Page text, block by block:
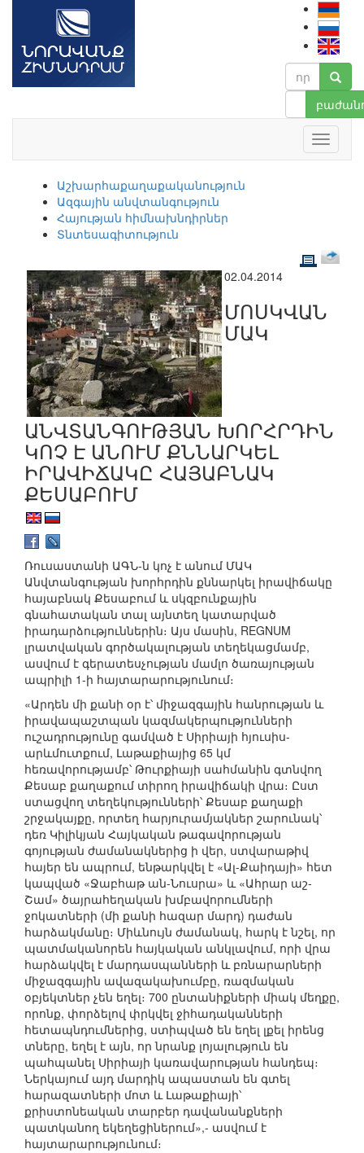
Աշխարհաքաղաքականություն
Ազգային անվտանգություն
Հայության հիմնախնդիրներ
Տնտեսագիտություն
02.04.2014
ՄՈՍԿՎԱՆ
ՄԱԿ
ԱՆՎՏԱՆԳՈՒԹՅԱՆ ԽՈՐՀՐԴԻՆ
ԿՈՉ Է ԱՆՈՒՄ ՔՆՆԱՐԿԵԼ
ԻՐԱՎԻՃԱԿԸ ՀԱՅԱԲՆԱԿ
ՔԵՍԱԲՈՒՄ
Ռուսաստանի ԱԳՆ-ն կոչ է անում ՄԱԿ
Անվտանգության խորհրդին քննարկել իրավիճակը
հայաբնակ Քեսաբում և սկզբունքային
գնահատական տալ այնտեղ կատարված
իրադարձություններին։ Այս մասին, REGNUM
լրատվական գործակալության տեղեկացմամբ,
ասվում է գերատեսչության մամլո ծառայության
ապրիլի 1-ի հայտարարությունում։
«Արդեն մի քանի օր է՝ միջազգային հանրության և
իրավապաշտպան կազմակերպությունների
ուշադրությունը գամված է Սիրիայի հյուսիս-
արևմուտքում, Լաթաքիայից 65 կմ
հեռավորությամբ՝ Թուրքիայի սահմանին գտնվող
Քեսաբ քաղաքում տիրող իրավիճակի վրա։ Ըստ
ստացվող տեղեկությունների՝ Քեսաբ քաղաքի
շրջակայքը, որտեղ հարյուրամյակներ շարունակ՝
դեռ Կիլիկյան Հայկական թագավորության
գոյության ժամանակներից ի վեր, ստվարաթիվ
հայեր են ապրում, ենթարկվել է «Ալ-Քաիդայի» հետ
կապված «Ջաբհաթ ան-Նուսրա» և «Ահրար աշ-
Շամ» ծայրահեղական խմբավորումների
ջոկատների (մի քանի հազար մարդ) դաժան
հարձակմանը։ Միևնույն ժամանակ, հարկ է նշել, որ
պատմականորեն հայկական անկլավում, որի վրա
հարձակվել է մարդասպանների և բռնարարների
միջազգային ավազակախումբը, ռազմական
օբյեկտներ չեն եղել։ 700 ընտանիքների միակ մեղքը,
որոնք, փորձելով փրկվել ջիհադականների
հետապնդումներից, ստիպված են եղել լքել իրենց
տները, եղել է այն, որ նրանք լոյալություն են
պահպանել Սիրիայի կառավարության հանդեպ։
Ներկայում այդ մարդիկ ապաստան են գտել
հարազատների մոտ և Լաթաքիայի՝
քրիստոնեական տարբեր դավանանքների
պատկանող եկեղեցիներում»,- ասվում է
հայտարարությունում։